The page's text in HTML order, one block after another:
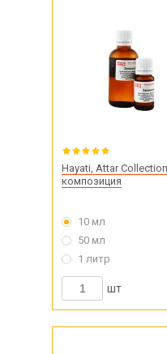
Hayati, Attar
композиция
10 мл
50 мл
1 литр
шт